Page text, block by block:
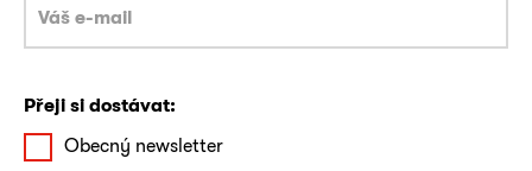
Přeji si dostávat:
Obecný newsletter